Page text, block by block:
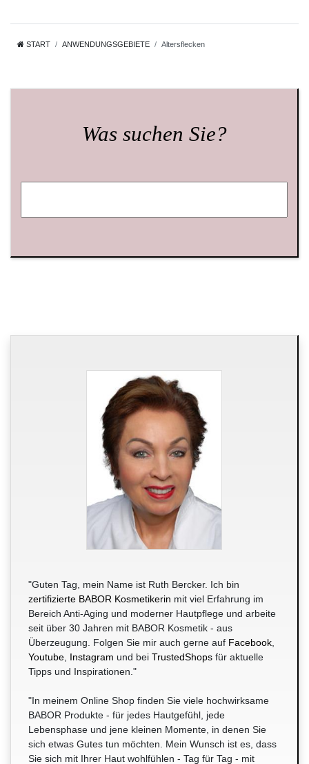
START ANWENDUNGSGEBIETE Altersflecken
Was suchen Sie?
"Guten Tag, mein Name ist Ruth Bercker. Ich bin
zertifizierte BABOR Kosmetikerin mit viel Erfahrung im
Bereich Anti-Aging und moderner Hautpflege und arbeite
seit über 30 Jahren mit BABOR Kosmetik - aus
Überzeugung. Folgen Sie mir auch gerne auf Facebook
Youtube Instagram und bei TrustedShops für aktuelle
Tipps und Inspirationen."
"In meinem Online Shop finden Sie viele hochwirksame
BABOR Produkte - für jedes Hautgefühl, jede
Lebensphase und jene kleinen Momente, in denen Sie
sich etwas Gutes tun möchten. Mein Wunsch ist es, dass
Sie sich mit Ihrer Haut wohlfühlen - Tag für Tag - mit